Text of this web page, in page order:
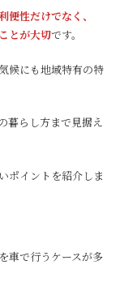
便性だけでなく、
とが大切です。
候にも地域特有の特
暮らし方まで見据え
ポイントを紹介しま
車で行うケースが多